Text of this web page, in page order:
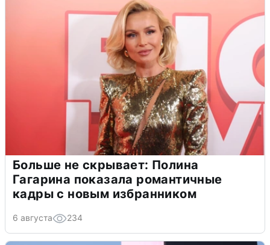
Больше не скрывает: Полина
Гагарина показала романтичные
кадры с новым избранником
6 августа 234